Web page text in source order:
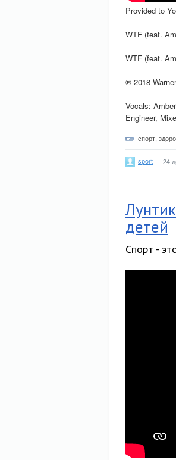
Provided to
WTF (feat.
WTF (feat.
℗ 2018
Vocals:
Engineer,
спорт
sport 24
детей
Спорт -